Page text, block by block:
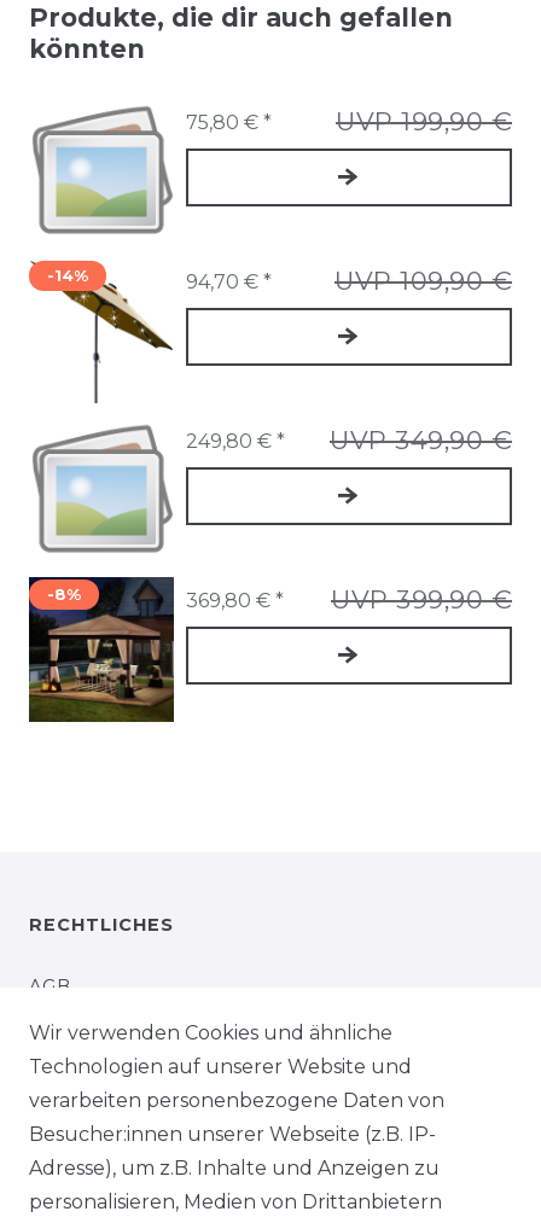
Produkte, die dir auch gefallen
könnten
UVP 199,90 €
75,80 € *
-14% UVP 109,90 €
94,70 € *
UVP 349,90 €
249,80 € *
-8% UVP 399,90 €
369,80 € *
RECHTLICHES
AGB
WIDERRUFSRECHT
WIDERRUFSFORMULAR
Wir verwenden Cookies und ähnliche
Technologien auf unserer Website und
verarbeiten personenbezogene Daten von
Besucher:innen unserer Webseite (z.B. IP-
Adresse), um z.B. Inhalte und Anzeigen zu
personalisieren, Medien von Drittanbietern